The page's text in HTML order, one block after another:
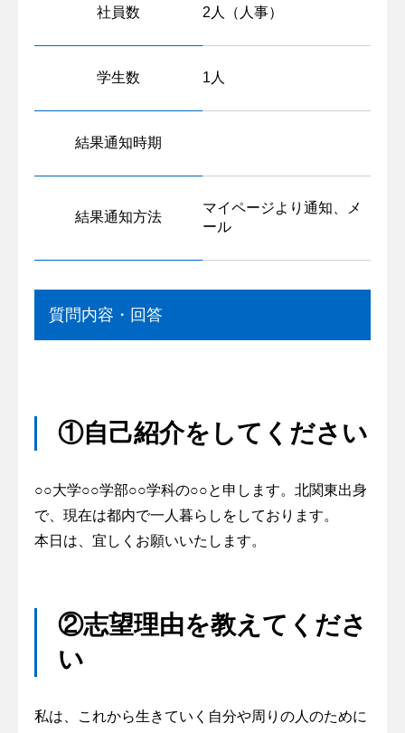
社員数 2人（人事）
学生数 1人
結果通知時期
結果通知方法
マイページより通知、メ
ール
質問内容・回答
①自己紹介をしてください
○○大学○○学部○○学科の○○と申します。北関東出身
で、現在は都内で一人暮らしをしております。
本日は、宜しくお願いいたします。
②志望理由を教えてくださ
い
私は、これから生きていく自分や周りの人のために